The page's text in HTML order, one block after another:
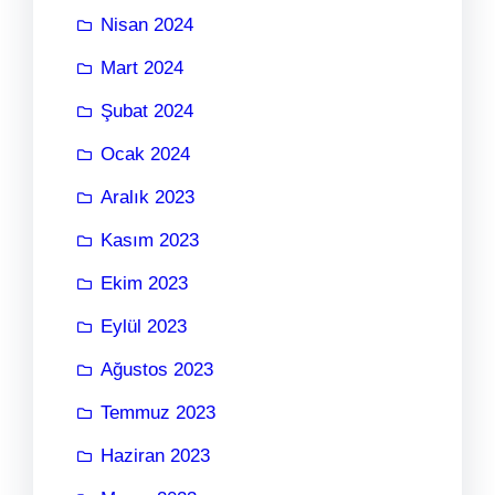
Nisan 2024
Mart 2024
Şubat 2024
Ocak 2024
Aralık 2023
Kasım 2023
Ekim 2023
Eylül 2023
Ağustos 2023
Temmuz 2023
Haziran 2023